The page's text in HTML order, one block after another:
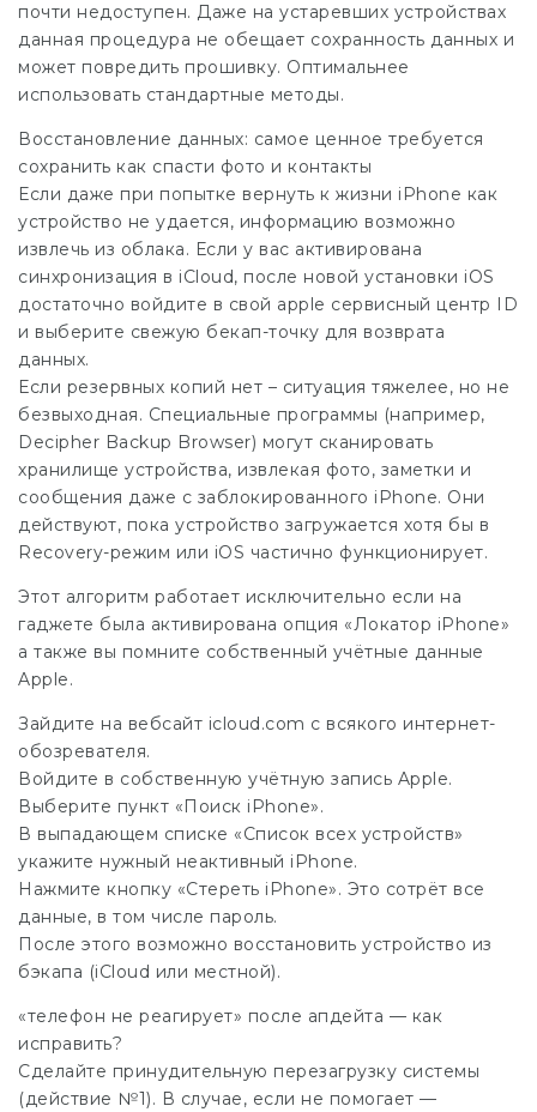
почти недоступен. Даже на устаревших устройствах
данная процедура не обещает сохранность данных и
может повредить прошивку. Оптимальнее
использовать стандартные методы.
Восстановление данных: самое ценное требуется
сохранить как спасти фото и контакты
Если даже при попытке вернуть к жизни iPhone как
устройство не удается, информацию возможно
извлечь из облака. Если у вас активирована
синхронизация в iCloud, после новой установки iOS
достаточно войдите в свой apple сервисный центр ID
и выберите свежую бекап-точку для возврата
данных.
Если резервных копий нет – ситуация тяжелее, но не
безвыходная. Специальные программы (например,
Decipher Backup Browser) могут сканировать
хранилище устройства, извлекая фото, заметки и
сообщения даже с заблокированного iPhone. Они
действуют, пока устройство загружается хотя бы в
Recovery-режим или iOS частично функционирует.
Этот алгоритм работает исключительно если на
гаджете была активирована опция «Локатор iPhone»
а также вы помните собственный учётные данные
Apple.
Зайдите на вебсайт icloud.com с всякого интернет-
обозревателя.
Войдите в собственную учётную запись Apple.
Выберите пункт «Поиск iPhone».
В выпадающем списке «Список всех устройств»
укажите нужный неактивный iPhone.
Нажмите кнопку «Стереть iPhone». Это сотрёт все
данные, в том числе пароль.
После этого возможно восстановить устройство из
бэкапа (iCloud или местной).
«телефон не реагирует» после апдейта — как
исправить?
Сделайте принудительную перезагрузку системы
(действие №1). В случае, если не помогает —